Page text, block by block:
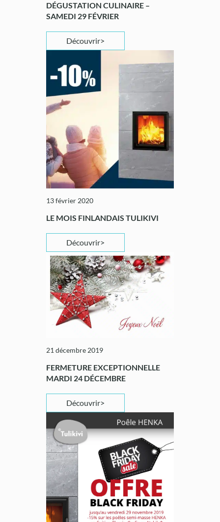
DÉGUSTATION CULINAIRE –
SAMEDI 29 FÉVRIER
Découvrir
13 février 2020
LE MOIS FINLANDAIS TULIKIVI
Découvrir
21 décembre 2019
FERMETURE EXCEPTIONNELLE
MARDI 24 DÉCEMBRE
Découvrir